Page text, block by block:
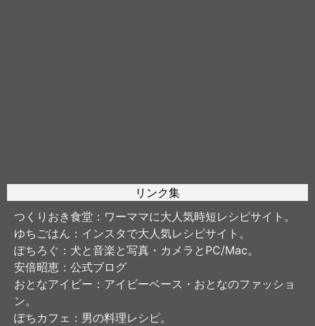
リンク集
つくりおき食堂 ：ワーママに大人気時短レシピサイト。
ゆちごはん ：インスタで大人気レシピサイト。
ぽちろぐ ：犬と音楽と写真・カメラとPC/Mac。
安倍昭恵 ：公式ブログ
おとなアイビー ：アイビーベース・おとなのファッショ
ン。
ぽちカフェ ：男の料理レシピ。